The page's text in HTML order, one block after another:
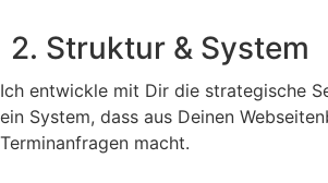
2. Struktur & System
Ich entwickle mit Dir die strategische
ein System, dass aus Deinen
Terminanfragen macht.